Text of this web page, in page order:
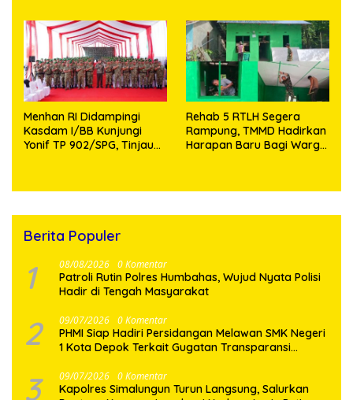
Menhan RI Didampingi
Kasdam I/BB Kunjungi
Yonif TP 902/SPG, Tinjau
Rehab 5 RTLH Segera
Rampung, TMMD Hadirkan
Harapan Baru Bagi Warga
Berita Populer
1 08/08/2026 0 Komentar
Patroli Rutin Polres Humbahas, Wujud Nyata Polisi
Hadir di Tengah Masyarakat
2 09/07/2026 0 Komentar
PHMI Siap Hadiri Persidangan Melawan SMK Negeri
1 Kota Depok Terkait Gugatan Transparansi
3 09/07/2026 0 Komentar
Kapolres Simalungun Turun Langsung, Salurkan